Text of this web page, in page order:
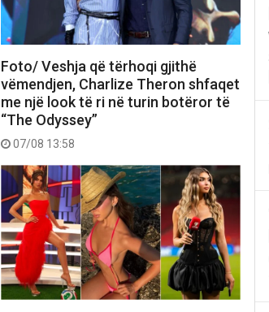
Foto/ Veshja që tërhoqi gjithë
vëmendjen, Charlize Theron shfaqet
me një look të ri në turin botëror të
“The Odyssey”
07/08 13:58